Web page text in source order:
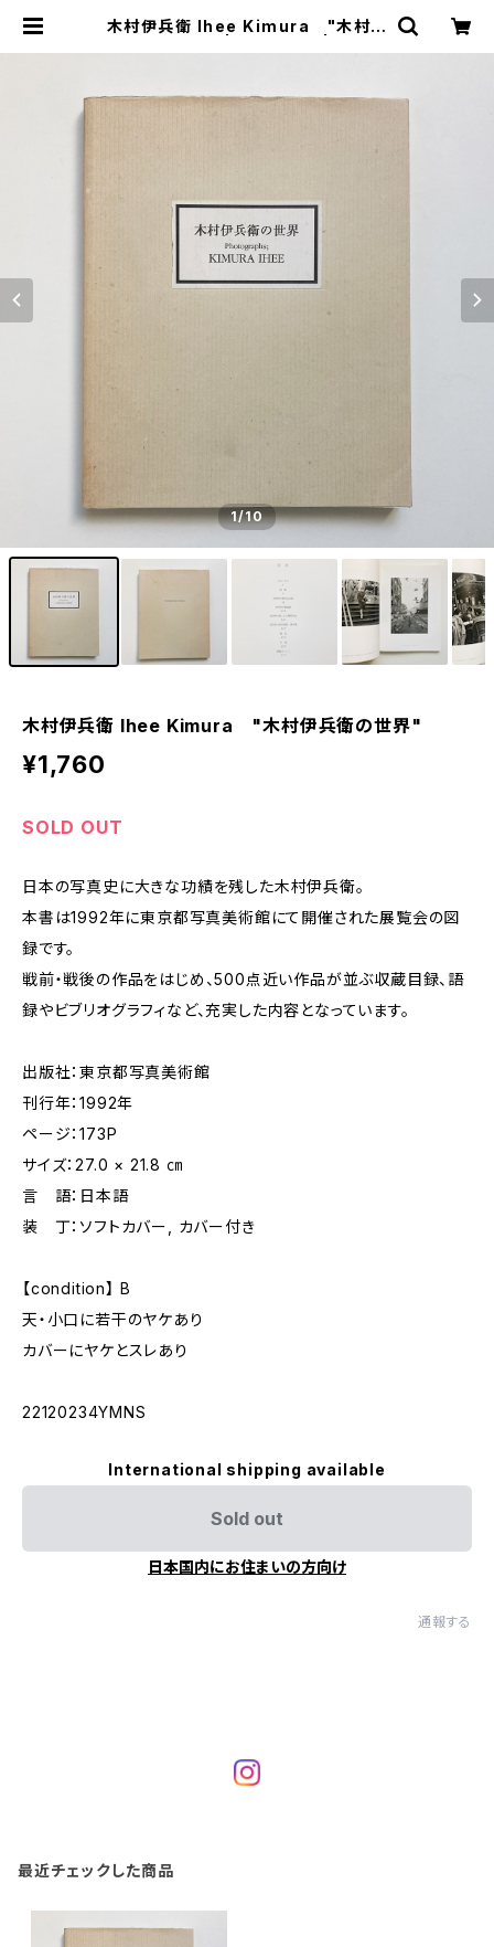
木村伊兵衛 Ihee Kimura "木村伊
1/10
木村伊兵衛 Ihee Kimura "木村伊兵衛の世界"
¥1,760
SOLD OUT
日本の写真史に大きな功績を残した木村伊兵衛。
本書は1992年に東京都写真美術館にて開催された展覧会の図
録です。
戦前・戦後の作品をはじめ、500点近い作品が並ぶ収蔵目録、語
録やビブリオグラフィなど、充実した内容となっています。
出版社：東京都写真美術館
刊行年：1992年
ページ：173P
サイズ：27.0 × 21.8 ㎝
言 語：日本語
装 丁：ソフトカバー, カバー付き
【condition】 B
天・小口に若干のヤケあり
カバーにヤケとスレあり
22120234YMNS
International shipping available
Sold out
日本国内にお住まいの方向け
通報する
最近チェックした商品